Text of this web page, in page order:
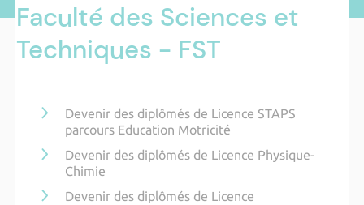
Faculté des Sciences et
Techniques - FST
Devenir des diplômés de Licence STAPS
parcours Education Motricité
Devenir des diplômés de Licence Physique-
Chimie
Devenir des diplômés de Licence